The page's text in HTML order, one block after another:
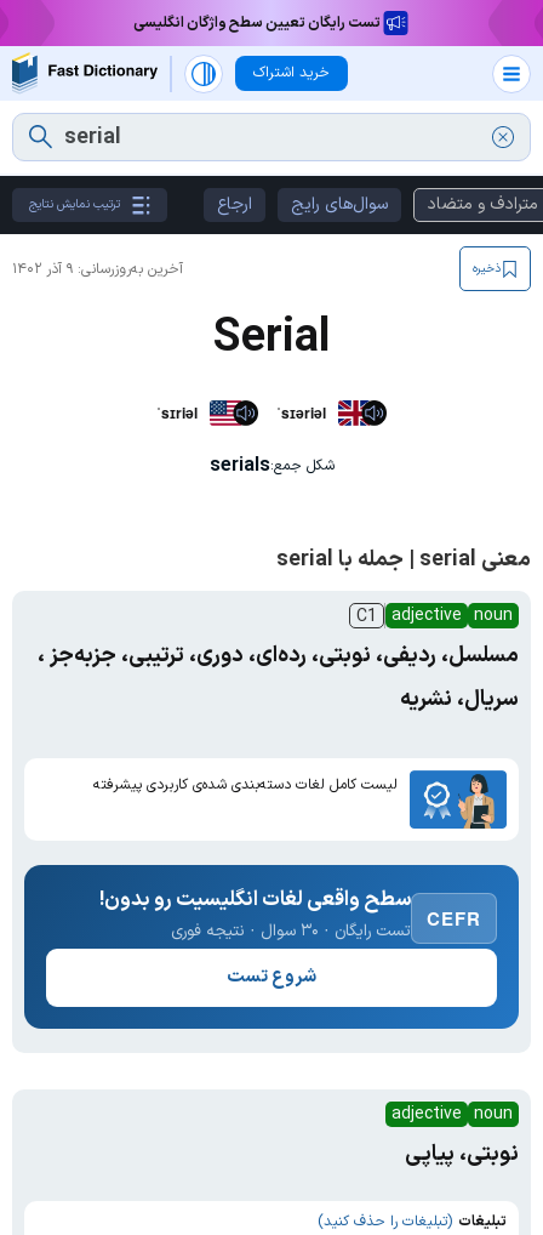
تست رایگان تعیین سطح واژگان انگلیسی
خرید اشتراک
مترادف و متضاد سوال‌های رایج ارجاع ترتیب نمایش نتایج
آخرین به‌روزرسانی: ۹ آذر ۱۴۰۲ ذخیره
Serial
ˈsɪriəl ˈsɪəriəl
شکل جمع:serials
معنی serial | جمله با serial
noun
adjective
C1
مسلسل، ردیفی، نوبتی، رده‌ای، دوری، ترتیبی، جزبه‌جز ،
سریال، نشریه
لیست کامل لغات دسته‌بندی شده‌ی کاربردی پیشرفته
CEFR
سطح واقعی لغات انگلیسیت رو بدون!
تست رایگان · ۳۰ سوال · نتیجه فوری
شروع تست
noun
adjective
نوبتی، پیاپی
تبلیغات (تبلیغات را حذف کنید)